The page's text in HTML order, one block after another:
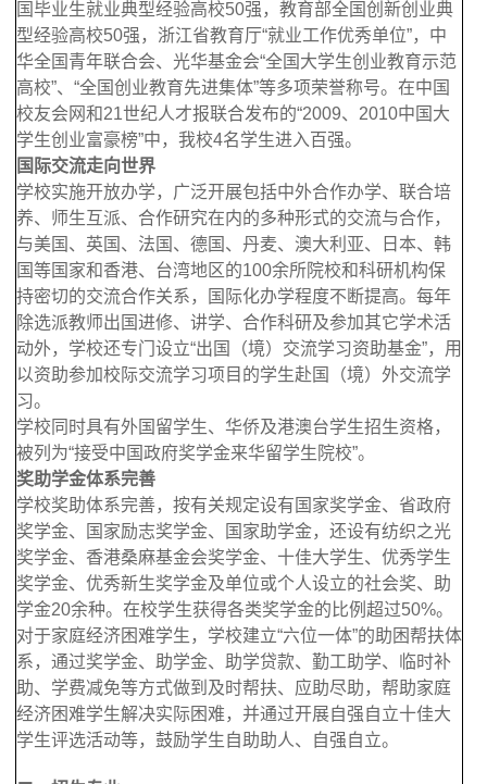
国毕业生就业典型经验高校50强，教育部全国创新创业典
型经验高校50强，浙江省教育厅“就业工作优秀单位”，中
华全国青年联合会、光华基金会“全国大学生创业教育示范
高校”、“全国创业教育先进集体”等多项荣誉称号。在中国
校友会网和21世纪人才报联合发布的“2009、2010中国大
学生创业富豪榜”中，我校4名学生进入百强。
国际交流走向世界
学校实施开放办学，广泛开展包括中外合作办学、联合培
养、师生互派、合作研究在内的多种形式的交流与合作，
与美国、英国、法国、德国、丹麦、澳大利亚、日本、韩
国等国家和香港、台湾地区的100余所院校和科研机构保
持密切的交流合作关系，国际化办学程度不断提高。每年
除选派教师出国进修、讲学、合作科研及参加其它学术活
动外，学校还专门设立“出国（境）交流学习资助基金”，用
以资助参加校际交流学习项目的学生赴国（境）外交流学
习。
学校同时具有外国留学生、华侨及港澳台学生招生资格，
被列为“接受中国政府奖学金来华留学生院校”。
奖助学金体系完善
学校奖助体系完善，按有关规定设有国家奖学金、省政府
奖学金、国家励志奖学金、国家助学金，还设有纺织之光
奖学金、香港桑麻基金会奖学金、十佳大学生、优秀学生
奖学金、优秀新生奖学金及单位或个人设立的社会奖、助
学金20余种。在校学生获得各类奖学金的比例超过50%。
对于家庭经济困难学生，学校建立“六位一体”的助困帮扶体
系，通过奖学金、助学金、助学贷款、勤工助学、临时补
助、学费减免等方式做到及时帮扶、应助尽助，帮助家庭
经济困难学生解决实际困难，并通过开展自强自立十佳大
学生评选活动等，鼓励学生自助助人、自强自立。